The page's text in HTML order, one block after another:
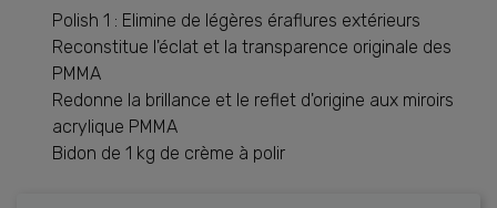
Polish 1 : Elimine de légères éraflures extérieurs
Reconstitue l'éclat et la transparence originale des
PMMA
Redonne la brillance et le reflet d'origine aux miroirs
acrylique PMMA
Bidon de 1 kg de crème à polir